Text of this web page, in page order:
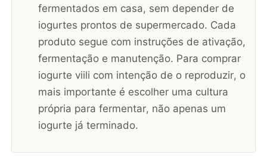
fermentados em casa, sem depender de
iogurtes prontos de supermercado. Cada
produto segue com instruções de ativação,
fermentação e manutenção. Para comprar
iogurte viili com intenção de o reproduzir, o
mais importante é escolher uma cultura
própria para fermentar, não apenas um
iogurte já terminado.